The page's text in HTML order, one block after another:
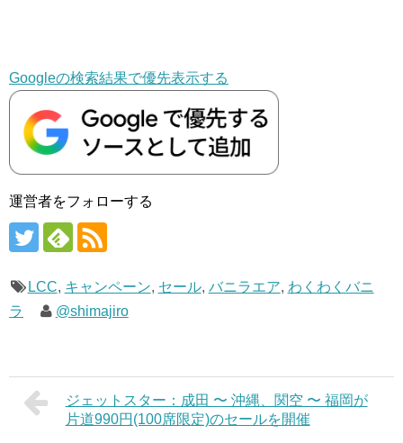
Googleの検索結果で優先表示する
運営者をフォローする
LCC, キャンペーン, セール, バニラエア, わくわくバニ
ラ
@shimajiro
ジェットスター：成田 〜 沖縄、関空 〜 福岡が
片道990円(100席限定)のセールを開催